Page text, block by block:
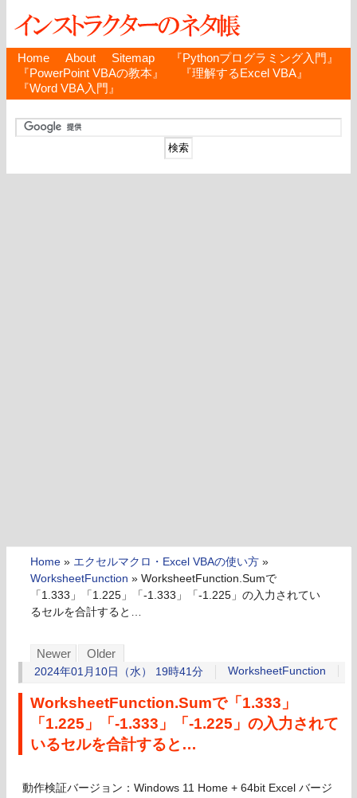
Home About Sitemap
『Pythonプログラミング入門』
『PowerPoint VBAの教本』
『理解するExcel VBA』
『Word VBA入門』
Home » エクセルマクロ・Excel VBAの使い方 »
WorksheetFunction » WorksheetFunction.Sumで
「1.333」「1.225」「-1.333」「-1.225」の入力されてい
るセルを合計すると…
Newer Older
2024年01月10日（水） 19時41分 WorksheetFunction
WorksheetFunction.Sumで「1.333」
「1.225」「-1.333」「-1.225」の入力されて
いるセルを合計すると…
動作検証バージョン：Windows 11 Home + 64bit Excel バージ